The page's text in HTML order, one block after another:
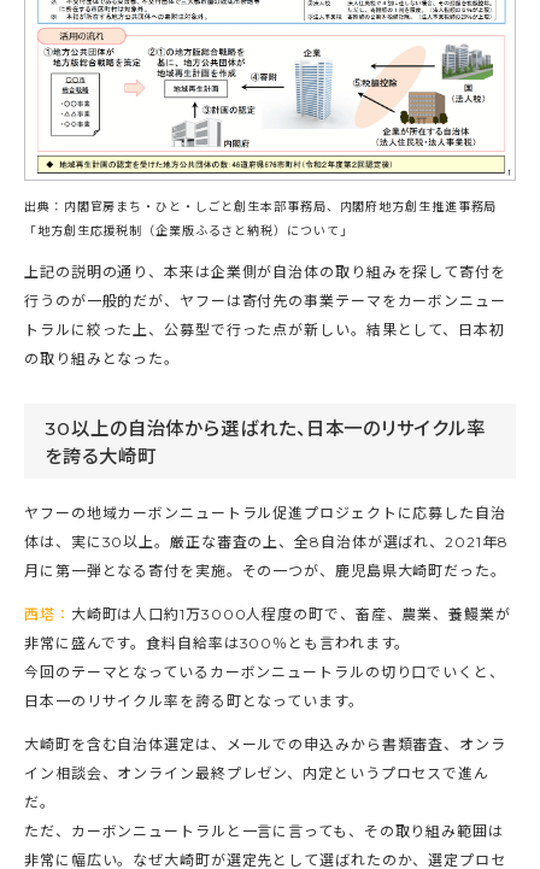
出典：内閣官房まち・ひと・しごと創生本部事務局、内閣府地方創生推進事務局
「地方創生応援税制（企業版ふるさと納税）について」
上記の説明の通り、本来は企業側が自治体の取り組みを探して寄付を
行うのが一般的だが、ヤフーは寄付先の事業テーマをカーボンニュー
トラルに絞った上、公募型で行った点が新しい。結果として、日本初
の取り組みとなった。
30以上の自治体から選ばれた、日本一のリサイクル率
を誇る大崎町
ヤフーの地域カーボンニュートラル促進プロジェクトに応募した自治
体は、実に30以上。厳正な審査の上、全8自治体が選ばれ、2021年8
月に第一弾となる寄付を実施。その一つが、鹿児島県大崎町だった。
西塔： 大崎町は人口約1万3000人程度の町で、畜産、農業、養鰻業が
非常に盛んです。食料自給率は300％とも言われます。
今回のテーマとなっているカーボンニュートラルの切り口でいくと、
日本一のリサイクル率を誇る町となっています。
大崎町を含む自治体選定は、メールでの申込みから書類審査、オンラ
イン相談会、オンライン最終プレゼン、内定というプロセスで進ん
だ。
ただ、カーボンニュートラルと一言に言っても、その取り組み範囲は
非常に幅広い。なぜ大崎町が選定先として選ばれたのか、選定プロセ